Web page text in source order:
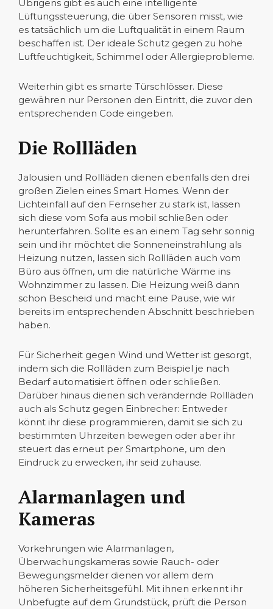
Übrigens gibt es auch eine intelligente
Lüftungssteuerung, die über Sensoren misst, wie
es tatsächlich um die Luftqualität in einem Raum
beschaffen ist. Der ideale Schutz gegen zu hohe
Luftfeuchtigkeit, Schimmel oder Allergieprobleme.
Weiterhin gibt es smarte Türschlösser. Diese
gewähren nur Personen den Eintritt, die zuvor den
entsprechenden Code eingeben.
Die Rollläden
Jalousien und Rollläden dienen ebenfalls den drei
großen Zielen eines Smart Homes. Wenn der
Lichteinfall auf den Fernseher zu stark ist, lassen
sich diese vom Sofa aus mobil schließen oder
herunterfahren. Sollte es an einem Tag sehr sonnig
sein und ihr möchtet die Sonneneinstrahlung als
Heizung nutzen, lassen sich Rollläden auch vom
Büro aus öffnen, um die natürliche Wärme ins
Wohnzimmer zu lassen. Die Heizung weiß dann
schon Bescheid und macht eine Pause, wie wir
bereits im entsprechenden Abschnitt beschrieben
haben.
Für Sicherheit gegen Wind und Wetter ist gesorgt,
indem sich die Rollläden zum Beispiel je nach
Bedarf automatisiert öffnen oder schließen.
Darüber hinaus dienen sich verändernde Rollläden
auch als Schutz gegen Einbrecher: Entweder
könnt ihr diese programmieren, damit sie sich zu
bestimmten Uhrzeiten bewegen oder aber ihr
steuert das erneut per Smartphone, um den
Eindruck zu erwecken, ihr seid zuhause.
Alarmanlagen und
Kameras
Vorkehrungen wie Alarmanlagen,
Überwachungskameras sowie Rauch- oder
Bewegungsmelder dienen vor allem dem
höheren Sicherheitsgefühl. Mit ihnen erkennt ihr
Unbefugte auf dem Grundstück, prüft die Person